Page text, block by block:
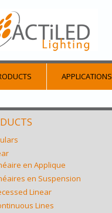
APPLICATIONS
en Applique
en Suspension
Linear
Lines